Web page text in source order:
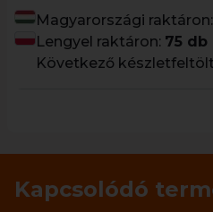
Magyarországi raktáron:
Lengyel raktáron: 75 db
Következő
Kapcsolódó